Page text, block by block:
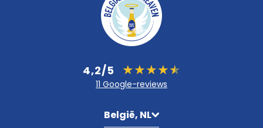
4,2/5
11 Google-reviews
België, NL